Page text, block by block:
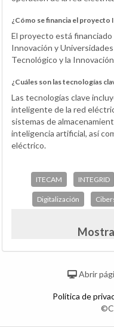
¿Cómo se financia el proyecto
El proyecto está
Innovación y
Tecnológico y la
¿Cuáles son las tecnologías
Las tecnologías clave
inteligente de la red
sistemas de
inteligencia artificial, así
eléctrico.
ITECAM INTEGRID
Digitalización
Abrir
Política de